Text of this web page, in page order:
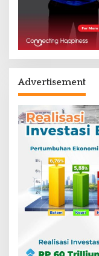
Advertisement